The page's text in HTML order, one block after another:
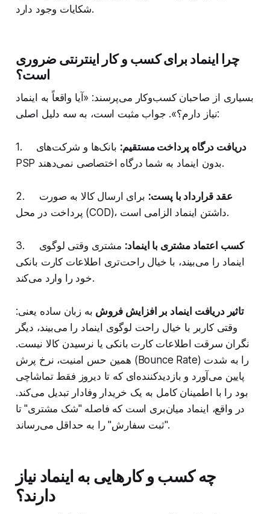
شکایات وجود دارد.
چرا اینماد برای کسب و کار اینترنتی ضروری
است؟
بسیاری از صاحبان کسب‌وکار می‌پرسند: «آیا واقعاً به اینماد
نیاز دارم؟». جواب مثبت است، به سه دلیل اصلی:
1. دریافت درگاه پرداخت مستقیم: بانک‌ها و شرکت‌های
PSP بدون اینماد به شما درگاه اختصاصی نمی‌دهند.
2. عقد قرارداد با پست: برای ارسال کالا به صورت
پرداخت در محل (COD)، داشتن اینماد الزامی است.
3. کسب اعتماد مشتری با اینماد: مشتری وقتی لوگوی
اینماد را می‌بیند، با خیال راحت‌تری اطلاعات کارت بانکی
خود را وارد می‌کند.
تاثیر دریافت اینماد بر افزایش فروش به زبان ساده یعنی:
وقتی کاربر با خیال راحت لوگوی اینماد را می‌بیند، دیگر
نگران سرقت اطلاعات کارت بانکی یا نرسیدن کالا نیست.
همین حس امنیت، نرخ پرش (Bounce Rate) را به شدت
پایین می‌آورد و بازدیدکننده‌ای که تا دیروز فقط تماشاچی
بود را با اطمینان کامل به یک خریدار وفادار تبدیل می‌کند.
در واقع، اینماد میان‌بری است که فاصله "شک مشتری" تا
"ثبت سفارش" را به حداقل می‌رساند.
چه کسب و کارهایی به اینماد نیاز
دارند؟